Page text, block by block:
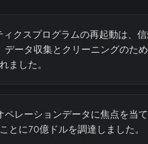
ィクスプログラムの再起動は、
データ収集とクリーニングのた
ました。
ペレーションデータに焦点を当
とに70億ドルを調達しました。